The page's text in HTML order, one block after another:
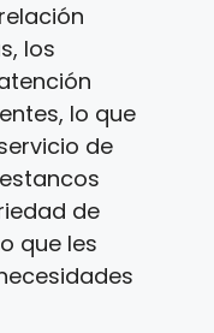
los
lo que
de
de
que les